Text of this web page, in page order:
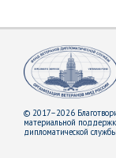
© 2017–2026
материальной
дипломатической